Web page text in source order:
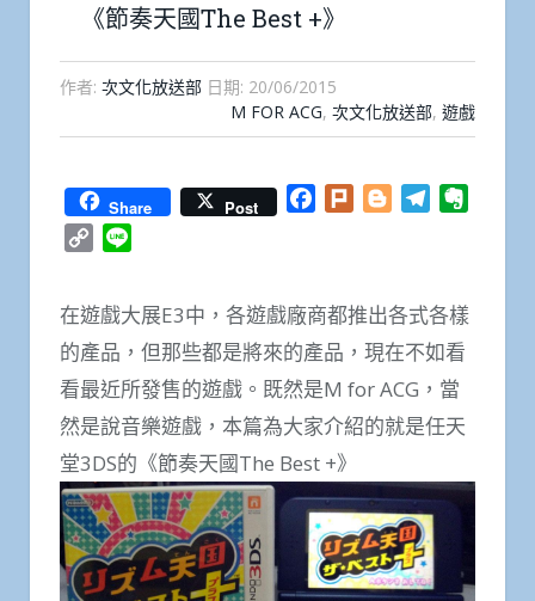
《節奏天國The Best +》
作者: 次文化放送部 日期: 20/06/2015
M FOR ACG, 次文化放送部, 遊戲
Share Post Facebook
Plurk BloggerTelegram
Copy
在遊戲大展E3中，各遊戲廠商都推出各式各樣
的產品，但那些都是將來的產品，現在不如看
看最近所發售的遊戲。既然是M for ACG，當
然是說音樂遊戲，本篇為大家介紹的就是任天
堂3DS的《節奏天國The Best +》